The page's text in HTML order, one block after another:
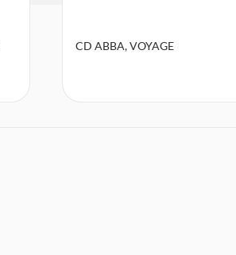
CD ABBA, VOYAGE